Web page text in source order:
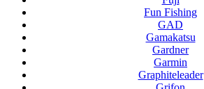
Fun Fishing
GAD
Gamakatsu
Gardner
Garmin
Graphiteleader